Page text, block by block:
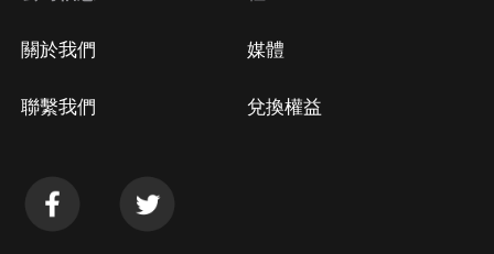
關於我們
聯繫我們
媒體
兌換權益